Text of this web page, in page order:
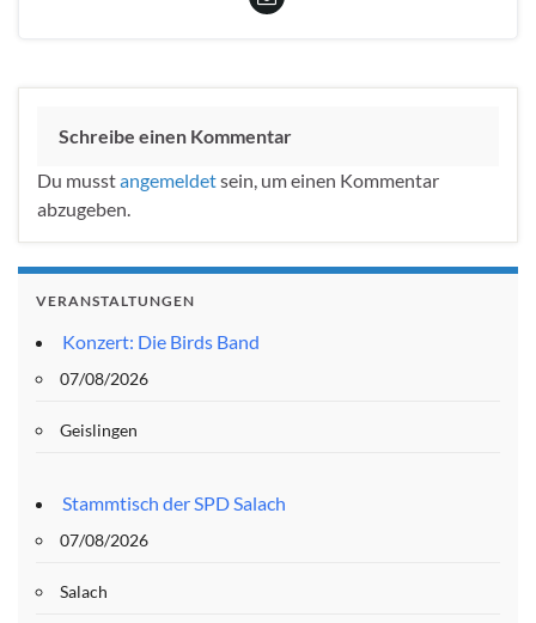
Schreibe einen Kommentar
Du musstangemeldetsein, um einen Kommentar
abzugeben.
VERANSTALTUNGEN
Konzert: Die Birds Band
07/08/2026
Geislingen
Stammtisch der SPD Salach
07/08/2026
Salach